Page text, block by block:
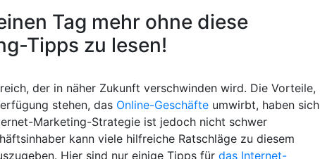
Tag mehr ohne diese
Tipps zu lesen!
der in näher Zukunft verschwinden wird. Die Vorteile,
stehen, das Online-Geschäfte umwirbt, haben sich
Marketing-Strategie ist jedoch nicht schwer
kann viele hilfreiche Ratschläge zu diesem
Hier sind nur einige Tipps für das Internet-